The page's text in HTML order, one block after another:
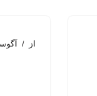
از آگوست